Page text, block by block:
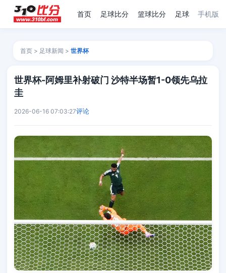
首页 足球比分 篮球比分 足球赛程 足
手机版
首页 > 足球新闻 > 世界杯
世界杯-阿姆里补射破门 沙特半场暂1-0领先乌拉
圭
2026-06-16 07:03:27评论